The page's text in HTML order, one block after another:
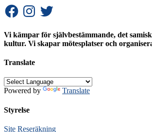
FacebookInstagram
Twitter
Vi kämpar för självbestämmande, det
kultur. Vi skapar mötesplatser och
Translate
Powered by Translate
Styrelse
Site Reseräkning